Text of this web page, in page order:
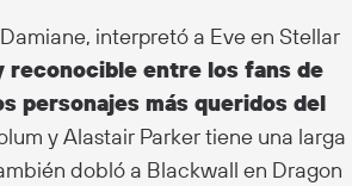
interpretó a Eve en Stellar
reconocible entre los fans de
personajes más queridos del
y Alastair Parker tiene una larga
dobló a Blackwall en Dragon